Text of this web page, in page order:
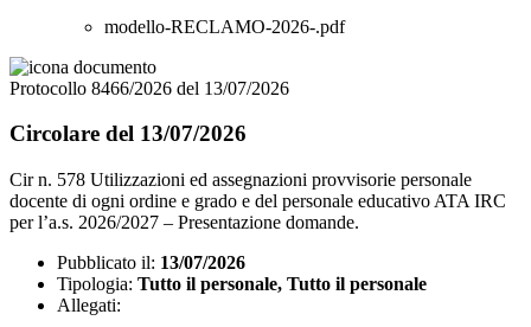
modello-RECLAMO-2026-.pdf
Protocollo 8466/2026 del 13/07/2026
Circolare del 13/07/2026
Cir n. 578 Utilizzazioni ed assegnazioni provvisorie personale
docente di ogni ordine e grado e del personale educativo ATA IRC
per l’a.s. 2026/2027 – Presentazione domande.
Pubblicato il: 13/07/2026
Tipologia: Tutto il personale, Tutto il personale
Allegati: